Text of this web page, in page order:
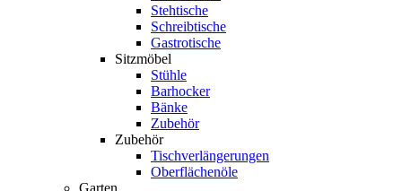
Stehtische
Schreibtische
Gastrotische
Sitzmöbel
Stühle
Barhocker
Bänke
Zubehör
Zubehör
Tischverlängerungen
Oberflächenöle
Garten